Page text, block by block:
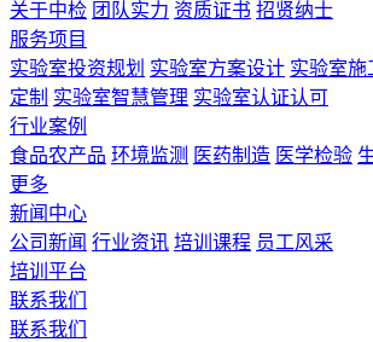
关于中检 团队实力 资质证书 招贤纳士
服务项目
实验室投资规划 实验室方案设计 实验室施
定制 实验室智慧管理 实验室认证认可
行业案例
食品农产品 环境监测 医药制造 医学检验
更多
新闻中心
公司新闻 行业资讯 培训课程 员工风采
培训平台
联系我们
联系我们